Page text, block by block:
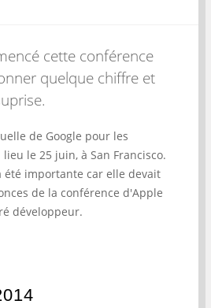
cette conférence
quelque chiffre et
de Google pour les
le 25 juin, à San Francisco.
été importante car elle devait
de la conférence d'Apple
développeur.